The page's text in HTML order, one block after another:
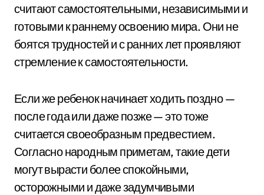
считают самостоятельными, независимыми и
готовыми к раннему освоению мира. Они не
боятся трудностей и с ранних лет проявляют
стремление к самостоятельности.
Если же ребенок начинает ходить поздно —
после года или даже позже — это тоже
считается своеобразным предвестием.
Согласно народным приметам, такие дети
могут вырасти более спокойными,
осторожными и даже задумчивыми